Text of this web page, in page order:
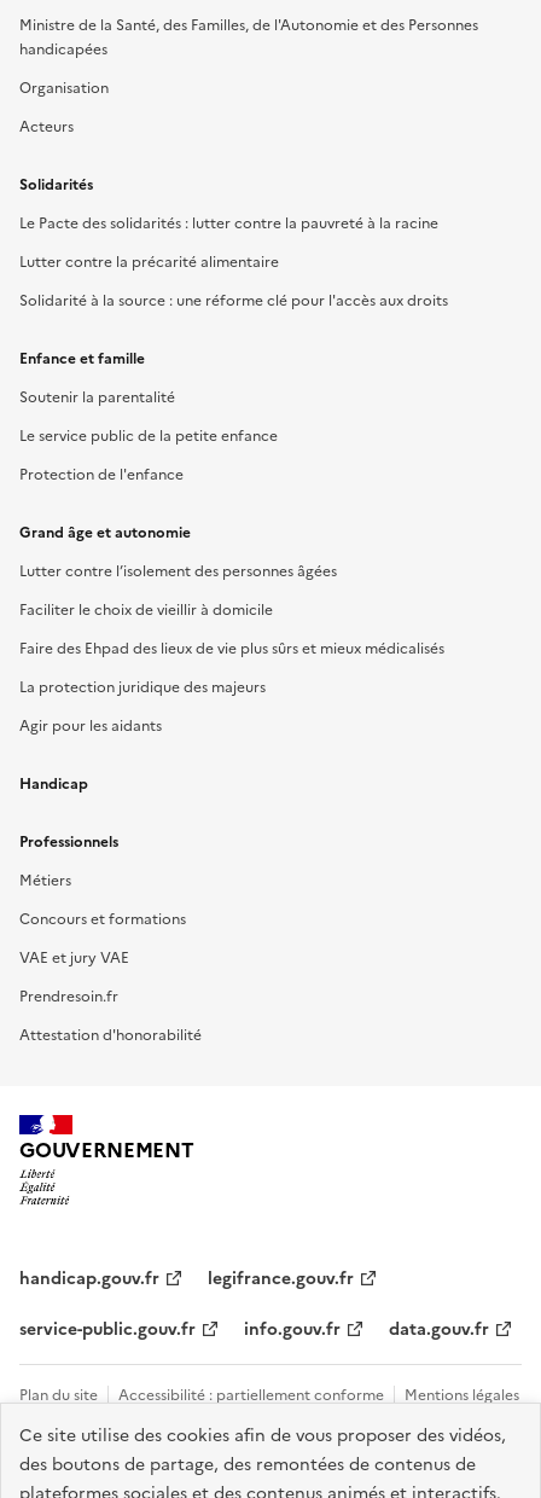
Ce site utilise des cookies afin de vous proposer des vidéos,
des boutons de partage, des remontées de contenus de
Ministre de la Santé, des Familles, de l'Autonomie et des Personnes
handicapées
Organisation
Acteurs
Solidarités
Le Pacte des solidarités : lutter contre la pauvreté à la racine
Lutter contre la précarité alimentaire
Solidarité à la source : une réforme clé pour l'accès aux droits
Enfance et famille
Soutenir la parentalité
Le service public de la petite enfance
Protection de l'enfance
Grand âge et autonomie
Lutter contre l’isolement des personnes âgées
Faciliter le choix de vieillir à domicile
Faire des Ehpad des lieux de vie plus sûrs et mieux médicalisés
La protection juridique des majeurs
Agir pour les aidants
Handicap
Professionnels
Métiers
Concours et formations
VAE et jury VAE
Prendresoin.fr
Attestation d'honorabilité
GOUVERNEMENT
handicap.gouv.fr
legifrance.gouv.fr
service-public.gouv.fr
info.gouv.fr data.gouv.fr
Plan du site Accessibilité : partiellement conforme
Mentions légales
Données personnelles et cookies
Tous les contacts et sites utiles
Gestion des cookies